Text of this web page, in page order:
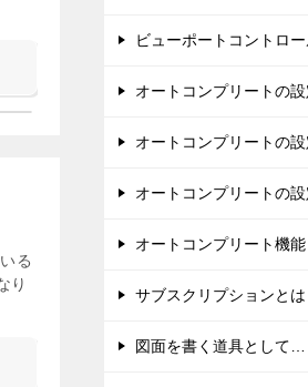
る
り
ビューポートコントロ
オートコンプリートの
オートコンプリートの設
オートコンプリートの設
オートコンプリート機能
サブスクリプションとは
図面を書く道具として…